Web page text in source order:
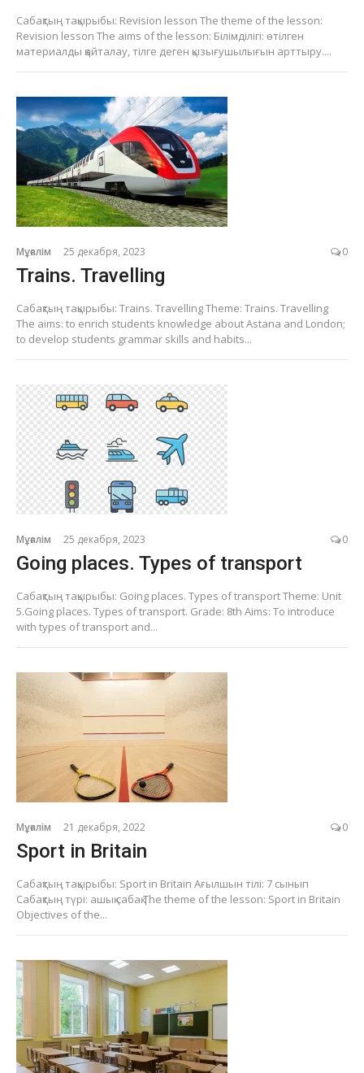
Сабақтың тақырыбы: Revision lesson The theme of the lesson:
Revision lesson The aims of the lesson: Білімділігі: өтілген
материалды қайталау, тілге деген қызығушылығын арттыру....
Мұғалім 25 декабря, 2023 0
Trains. Travelling
Сабақтың тақырыбы: Trains. Travelling Theme: Trains. Travelling
The aims: to enrich students knowledge about Astana and London;
to develop students grammar skills and habits...
Мұғалім 25 декабря, 2023 0
Going places. Types of transport
Сабақтың тақырыбы: Going places. Types of transport Theme: Unit
5.Going places. Types of transport. Grade: 8th Aims: To introduce
with types of transport and...
Мұғалім 21 декабря, 2022 0
Sport in Britain
Сабақтың тақырыбы: Sport in Britain Ағылшын тілі: 7 сынып
Сабақтың түрі: ашық сабақ The theme of the lesson: Sport in Britain
Objectives of the...